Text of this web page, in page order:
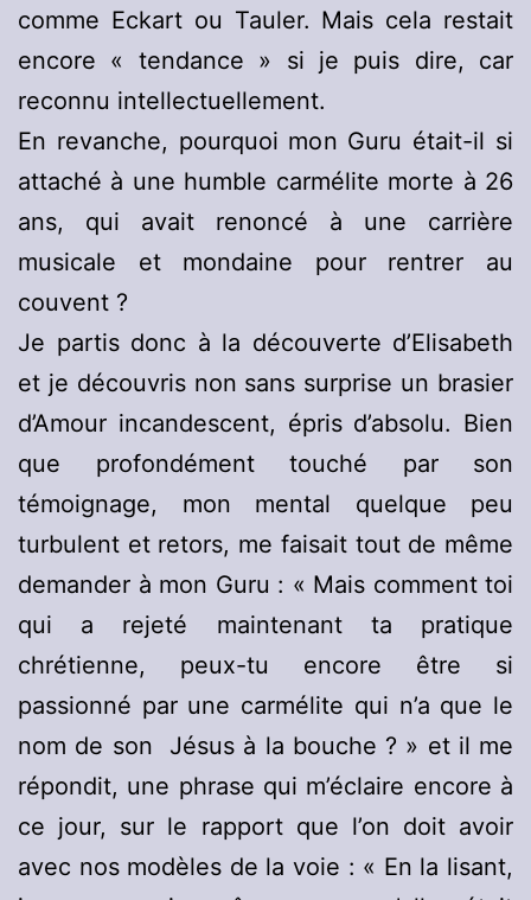
comme Eckart ou Tauler. Mais cela restait
encore « tendance » si je puis dire, car
reconnu intellectuellement.
En revanche, pourquoi mon Guru était-il si
attaché à une humble carmélite morte à 26
ans, qui avait renoncé à une carrière
musicale et mondaine pour rentrer au
couvent ?
Je partis donc à la découverte d’Elisabeth
et je découvris non sans surprise un brasier
d’Amour incandescent, épris d’absolu. Bien
que profondément touché par son
témoignage, mon mental quelque peu
turbulent et retors, me faisait tout de même
demander à mon Guru : « Mais comment toi
qui a rejeté maintenant ta pratique
chrétienne, peux-tu encore être si
passionné par une carmélite qui n’a que le
nom de son Jésus à la bouche ? » et il me
répondit, une phrase qui m’éclaire encore à
ce jour, sur le rapport que l’on doit avoir
avec nos modèles de la voie : « En la lisant,